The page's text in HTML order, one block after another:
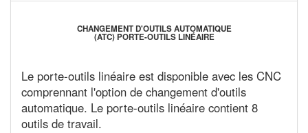
CHANGEMENT D'OUTILS AUTOMATIQUE
(ATC) PORTE-OUTILS LINÉAIRE
Le porte-outils linéaire est disponible avec les CNC
comprennant l'option de changement d'outils
automatique. Le porte-outils linéaire contient 8
outils de travail.